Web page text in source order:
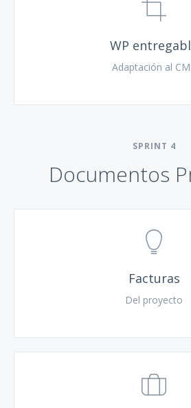
WP
Adaptación al
SPRINT 4
Documentos
Facturas
Del proyecto